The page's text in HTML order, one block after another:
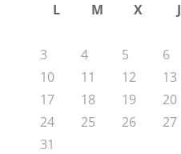
L M X J
3
4 5 6
10
11 12 13
17
18 19 20
24
25 26 27
31